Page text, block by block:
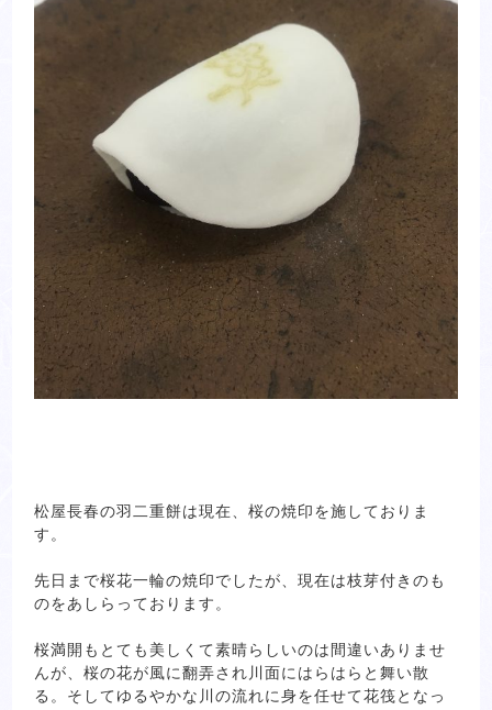
松屋長春の羽二重餅は現在、桜の焼印を施しておりま
す。
先日まで桜花一輪の焼印でしたが、現在は枝芽付きのも
のをあしらっております。
桜満開もとても美しくて素晴らしいのは間違いありませ
んが、桜の花が風に翻弄され川面にはらはらと舞い散
る。そしてゆるやかな川の流れに身を任せて花筏となっ